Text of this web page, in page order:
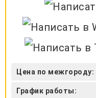
Цена по межгороду:
График работы: